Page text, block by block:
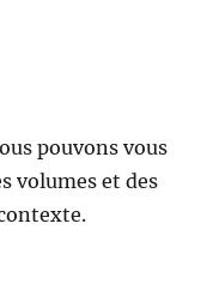
pouvons vous
volumes et des